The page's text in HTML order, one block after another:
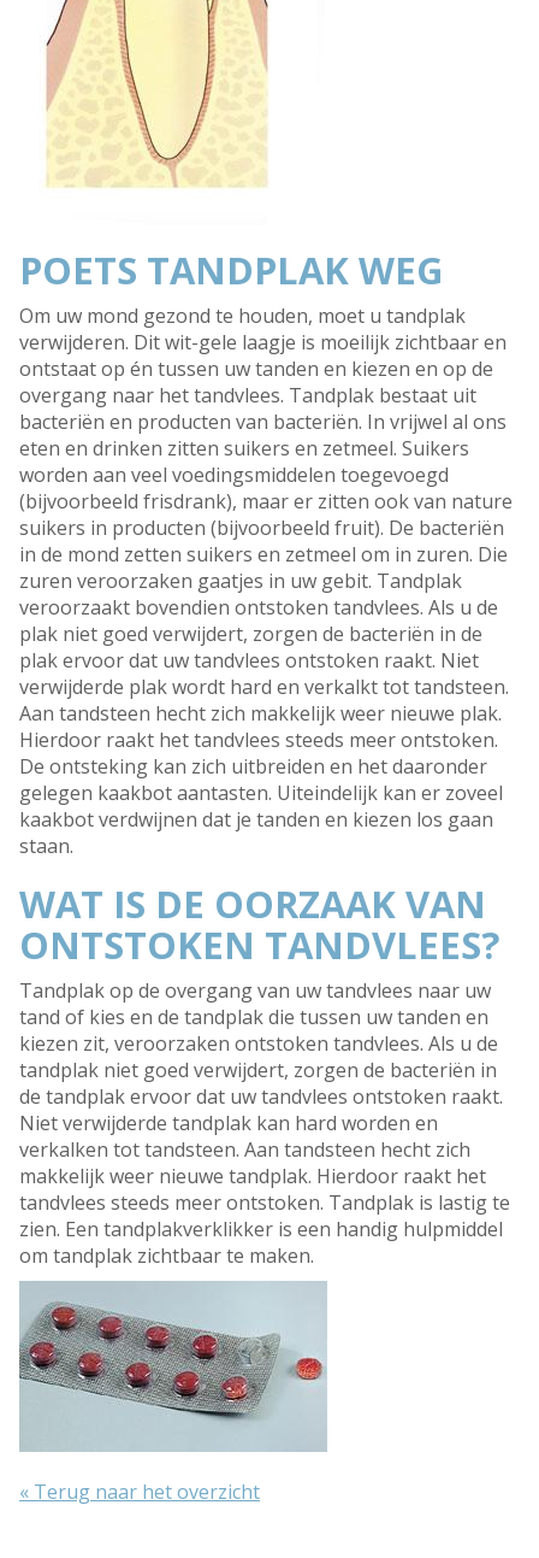
POETS TANDPLAK WEG
Om uw mond gezond te houden, moet u tandplak
verwijderen. Dit wit-gele laagje is moeilijk zichtbaar en
ontstaat op én tussen uw tanden en kiezen en op de
overgang naar het tandvlees. Tandplak bestaat uit
bacteriën en producten van bacteriën. In vrijwel al ons
eten en drinken zitten suikers en zetmeel. Suikers
worden aan veel voedingsmiddelen toegevoegd
(bijvoorbeeld frisdrank), maar er zitten ook van nature
suikers in producten (bijvoorbeeld fruit). De bacteriën
in de mond zetten suikers en zetmeel om in zuren. Die
zuren veroorzaken gaatjes in uw gebit. Tandplak
veroorzaakt bovendien ontstoken tandvlees. Als u de
plak niet goed verwijdert, zorgen de bacteriën in de
plak ervoor dat uw tandvlees ontstoken raakt. Niet
verwijderde plak wordt hard en verkalkt tot tandsteen.
Aan tandsteen hecht zich makkelijk weer nieuwe plak.
Hierdoor raakt het tandvlees steeds meer ontstoken.
De ontsteking kan zich uitbreiden en het daaronder
gelegen kaakbot aantasten. Uiteindelijk kan er zoveel
kaakbot verdwijnen dat je tanden en kiezen los gaan
staan.
WAT IS DE OORZAAK VAN
ONTSTOKEN TANDVLEES?
Tandplak op de overgang van uw tandvlees naar uw
tand of kies en de tandplak die tussen uw tanden en
kiezen zit, veroorzaken ontstoken tandvlees. Als u de
tandplak niet goed verwijdert, zorgen de bacteriën in
de tandplak ervoor dat uw tandvlees ontstoken raakt.
Niet verwijderde tandplak kan hard worden en
verkalken tot tandsteen. Aan tandsteen hecht zich
makkelijk weer nieuwe tandplak. Hierdoor raakt het
tandvlees steeds meer ontstoken. Tandplak is lastig te
zien. Een tandplakverklikker is een handig hulpmiddel
om tandplak zichtbaar te maken.
« Terug naar het overzicht